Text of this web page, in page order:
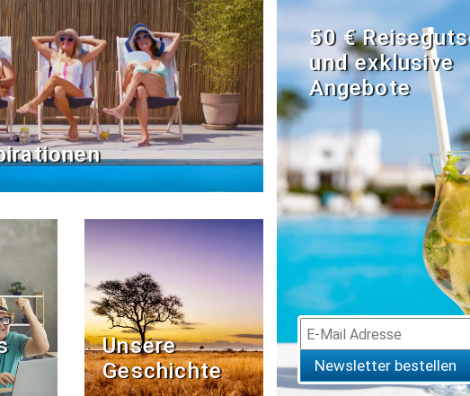
Unsere
Geschichte
50 €
und exklusive
Angebote
Newsletter bestellen